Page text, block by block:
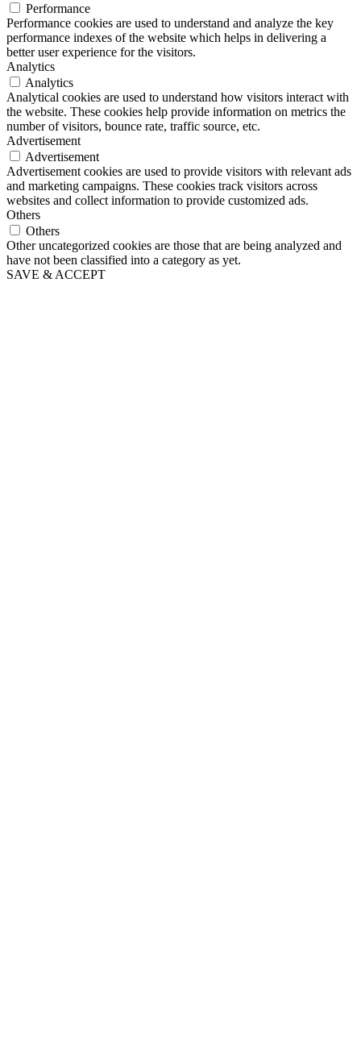
Performance
Performance cookies are used to understand and analyze the key
performance indexes of the website which helps in delivering a
better user experience for the visitors.
Analytics
Analytics
Analytical cookies are used to understand how visitors interact with
the website. These cookies help provide information on metrics the
number of visitors, bounce rate, traffic source, etc.
Advertisement
Advertisement
Advertisement cookies are used to provide visitors with relevant ads
and marketing campaigns. These cookies track visitors across
websites and collect information to provide customized ads.
Others
Others
Other uncategorized cookies are those that are being analyzed and
have not been classified into a category as yet.
SAVE & ACCEPT